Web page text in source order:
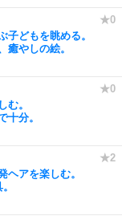
子どもを眺める。
癒やしの絵。
む。
十分。
ヘアを楽しむ。